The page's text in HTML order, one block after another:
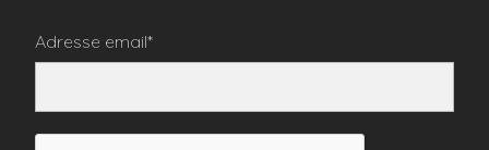
Adresse email*